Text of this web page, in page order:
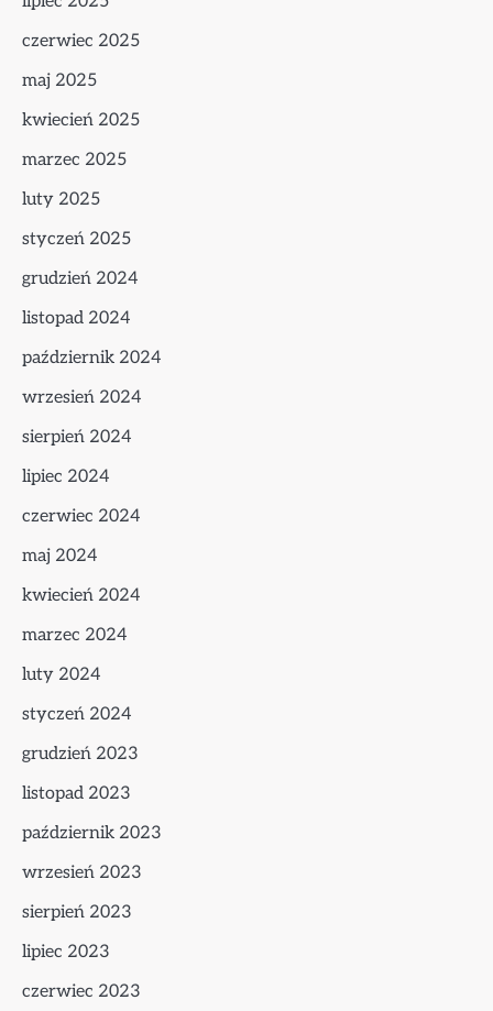
czerwiec 2025
maj 2025
kwiecień 2025
marzec 2025
luty 2025
styczeń 2025
grudzień 2024
listopad 2024
październik 2024
wrzesień 2024
sierpień 2024
lipiec 2024
czerwiec 2024
maj 2024
kwiecień 2024
marzec 2024
luty 2024
styczeń 2024
grudzień 2023
listopad 2023
październik 2023
wrzesień 2023
sierpień 2023
lipiec 2023
czerwiec 2023